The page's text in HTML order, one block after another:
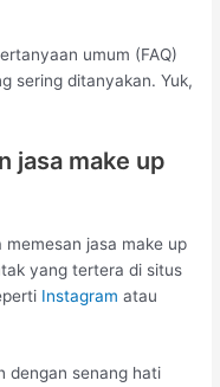
umum (FAQ)
sering ditanyakan. Yuk,
jasa make up
jasa make up
yang tertera di situs
Instagram atau
dengan senang hati